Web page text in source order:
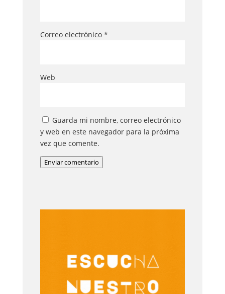
Correo electrónico *
Web
Guarda mi nombre, correo electrónico
y web en este navegador para la próxima
vez que comente.
Enviar comentario